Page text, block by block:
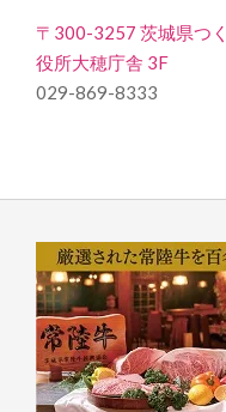
〒300-3257 茨城県つ
役所大穂庁舎 3F
029-869-8333